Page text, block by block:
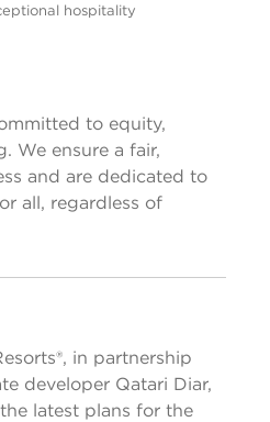
hospitality
to equity,
We ensure a fair,
and are dedicated to
all, regardless of
die Eingabetaste, um die
in partnership
developer Qatari Diar,
latest plans for the